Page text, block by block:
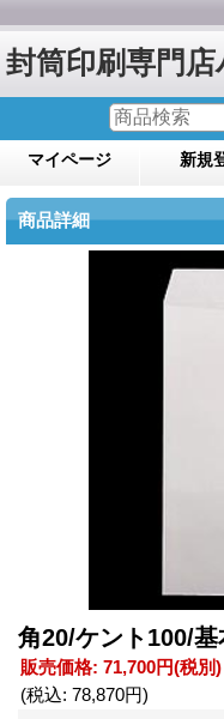
封筒印刷専門
マイページ 新規
商品詳細
角20/ケント100/
販売価格: 71,700円(税別)
(税込: 78,870円)